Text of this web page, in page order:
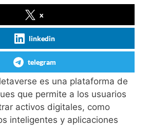
x
linkedin
telegram
el interÃ©s por los pagos
ha crecido en la industria del
en plataformas que
como USDT. Si quieres
es una plataforma de
que permite a los usuarios
activos digitales, como
inteligentes y aplicaciones